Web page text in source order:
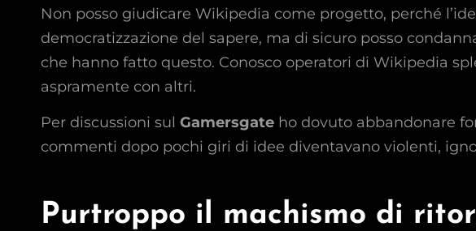
Non posso giudicare Wikipedia come progetto, perché
democratizzazione del sapere, ma di sicuro posso
che hanno fatto questo. Conosco operatori di Wikipedia
aspramente con altri.
Per discussioni sul Gamersgate ho dovuto abbandonare
commenti dopo pochi giri di idee diventavano violenti,
Purtroppo il machismo di